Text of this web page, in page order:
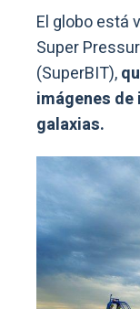
El globo está
Super
(SuperBIT),
imágenes
galaxias.